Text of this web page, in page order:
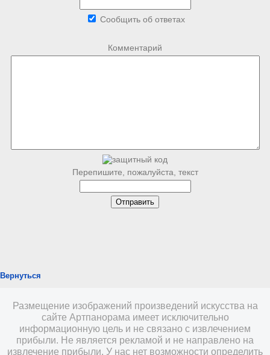
Сообщить об ответах
Комментарий
Перепишите, пожалуйста, текст
Вернуться
Размещение изображений произведений искусства на
сайте Артпанорама имеет исключительно
информационную цель и не связано с извлечением
прибыли. Не является рекламой и не направлено на
извлечение прибыли. У нас нет возможности определить